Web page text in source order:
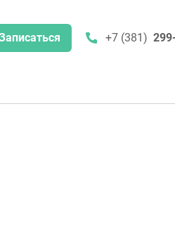
+7 (381)